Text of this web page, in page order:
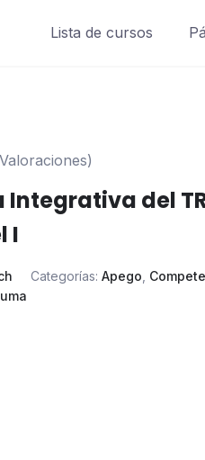
Lista de cursos
del
I
Categorías: Apego